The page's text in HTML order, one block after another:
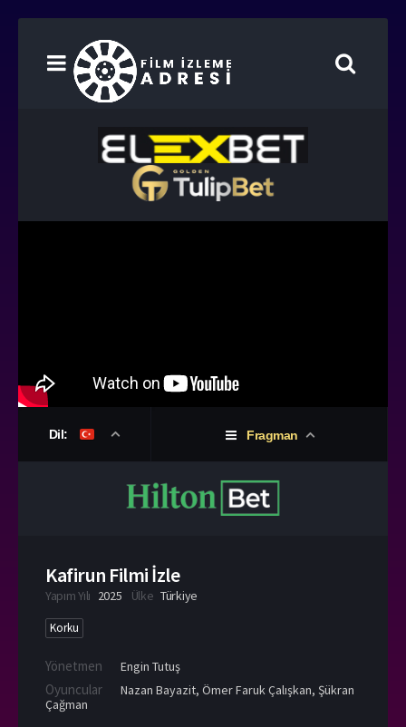
Dil: Fragman
Kafirun Filmi İzle
Yapım Yılı 2025 Ülke Türkiye
Korku
Yönetmen Engin Tutuş
Oyuncular Nazan Bayazit, Ömer Faruk Çalışkan, Şükran
Çağman